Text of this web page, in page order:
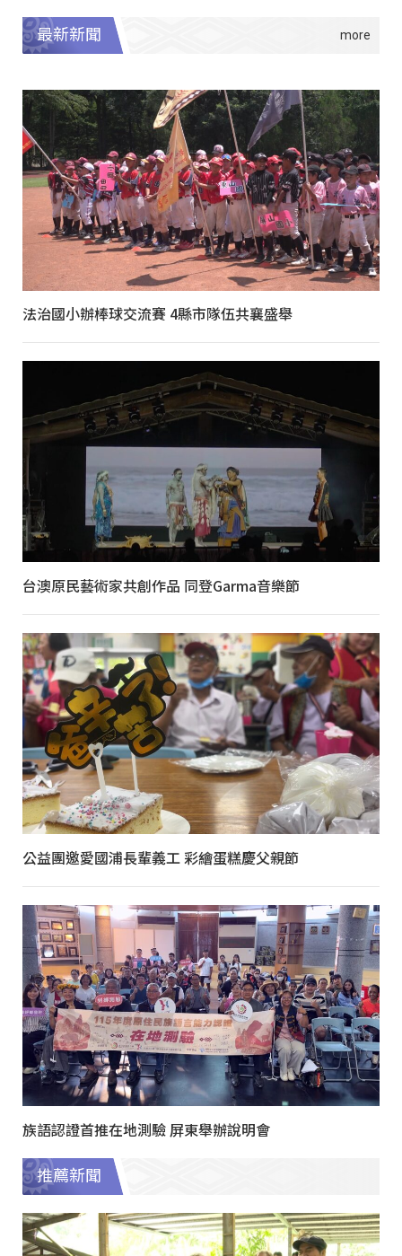
最新新聞
法治國小辦棒球交流賽 4縣市隊伍共襄盛舉
台澳原民藝術家共創作品 同登Garma音樂節
公益團邀愛國浦長輩義工 彩繪蛋糕慶父親節
族語認證首推在地測驗 屏東舉辦說明會
推薦新聞